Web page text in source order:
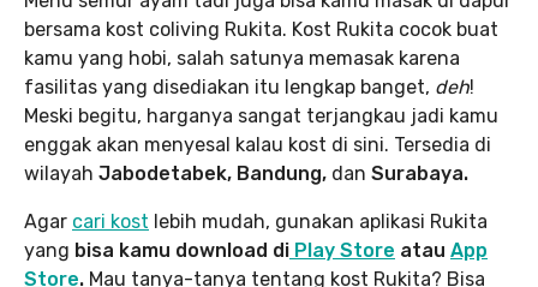
bersama kost coliving Rukita. Kost Rukita cocok buat
kamu yang hobi, salah satunya memasak karena
fasilitas yang disediakan itu lengkap banget, deh!
Meski begitu, harganya sangat terjangkau jadi kamu
enggak akan menyesal kalau kost di sini. Tersedia di
wilayah Jabodetabek, Bandung, dan Surabaya.
Agar cari kost lebih mudah, gunakan aplikasi Rukita
yang bisa kamu download di Play Store atau App
Store. Mau tanya-tanya tentang kost Rukita? Bisa